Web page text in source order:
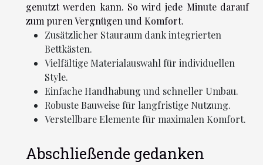
genutzt werden kann. So wird jede Minute darauf
zum puren Vergnügen und Komfort.
Zusätzlicher Stauraum dank integrierten
Bettkästen.
Vielfältige Materialauswahl für individuellen
Style.
Einfache Handhabung und schneller Umbau.
Robuste Bauweise für langfristige Nutzung.
Verstellbare Elemente für maximalen Komfort.
Abschließende gedanken